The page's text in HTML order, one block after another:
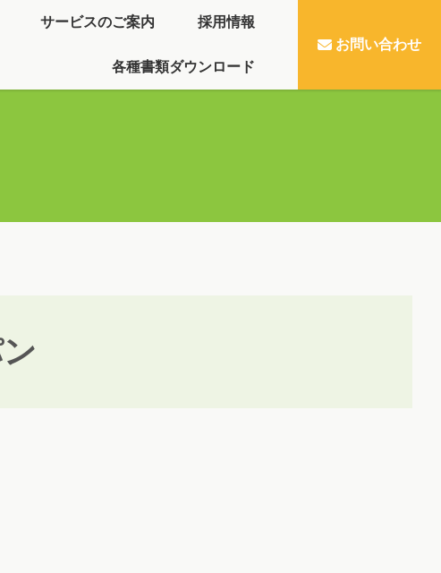
サービスのご案内 採用情報
各種書類ダウンロード
お問い合わせ